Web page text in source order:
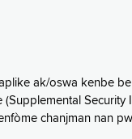
ak/oswa kenbe
(Supplemental
chanjman nan